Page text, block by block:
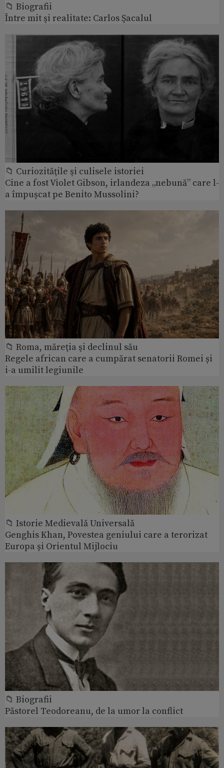
📁 Biografii
Între mit şi realitate: Carlos Şacalul
📁 Curiozităţile şi culisele istoriei
Cine a fost Violet Gibson, irlandeza „nebună” care l-
a împușcat pe Benito Mussolini?
📁 Roma, măreţia şi declinul său
Regele african care a cumpărat senatorii Romei și
i-a umilit legiunile
📁 Istorie Medievală Universală
Genghis Khan, Povestea geniului care a terorizat
Europa și Orientul Mijlociu
📁 Biografii
Păstorel Teodoreanu, de la umor la conflict